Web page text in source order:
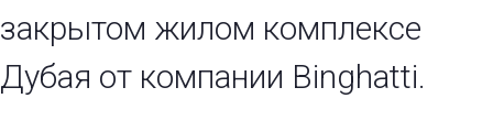
закрытом жилом комплексе
Дубая от компании Binghatti.